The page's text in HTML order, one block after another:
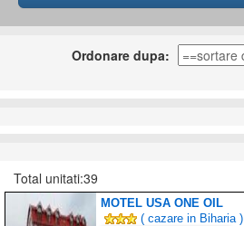
Ordonare dupa:
Total unitati:39
MOTEL USA ONE OIL
( cazare in Biharia )